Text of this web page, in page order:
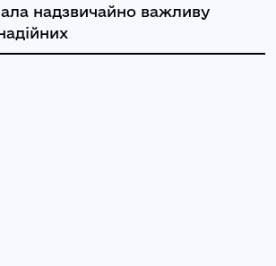
надзвичайно важливу